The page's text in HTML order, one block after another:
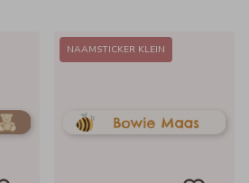
NAAMSTICKER KLEIN